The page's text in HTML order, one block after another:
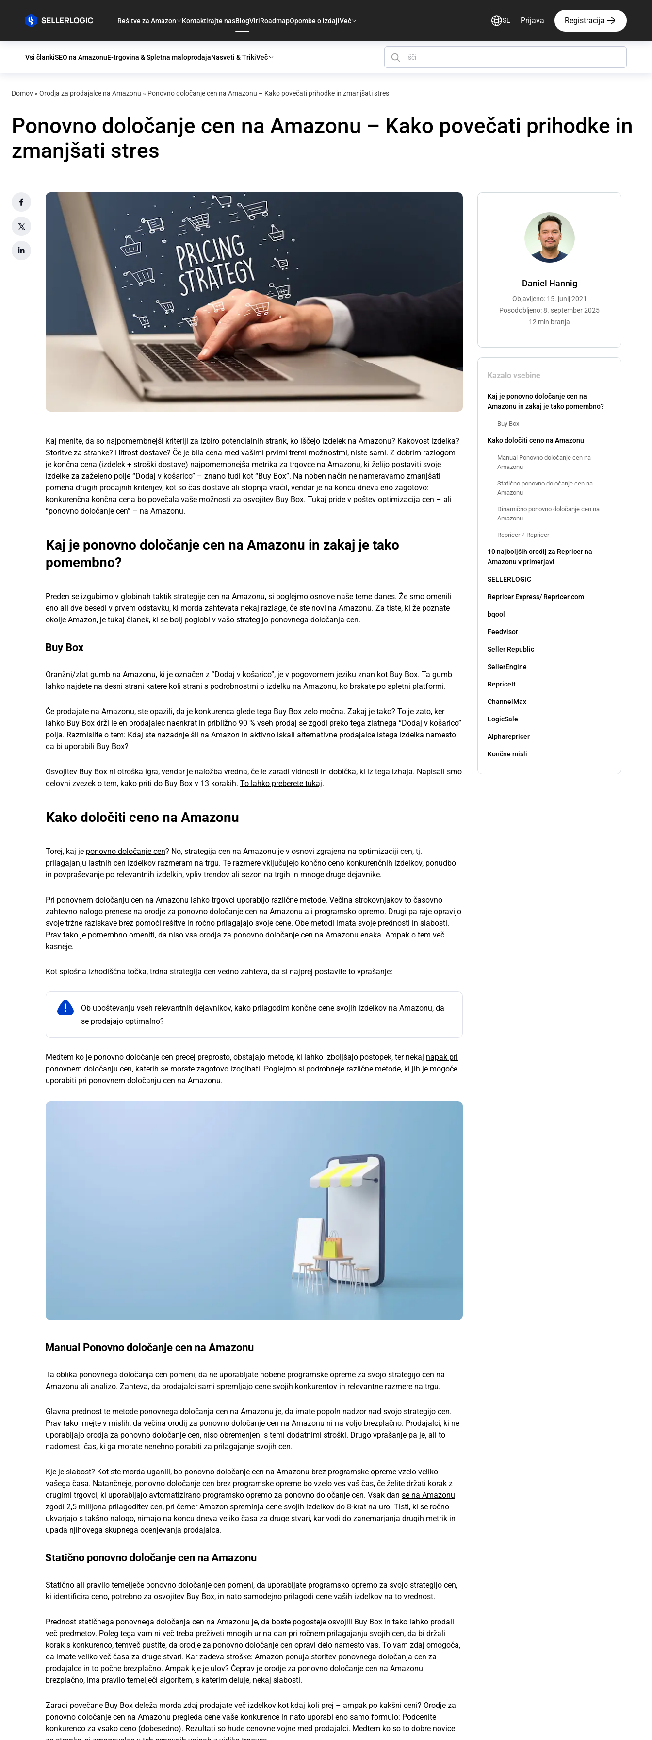
Rešitve za Amazon Kontaktirajte nasBlogViriRoadmapOpombe o izdajiVeč SL Prijava Registracija
Vsi člankiSEO na AmazonuE-trgovina & Spletna maloprodajaNasveti & TrikiVeč
Domov » Orodja za prodajalce na Amazonu » Ponovno določanje cen na Amazonu – Kako povečati prihodke in zmanjšati stres
Ponovno določanje cen na Amazonu – Kako povečati prihodke in
zmanjšati stres
Daniel Hannig
Objavljeno: 15. junij 2021
Posodobljeno: 8. september 2025
12 min branja
Kazalo vsebine
Kaj je ponovno določanje cen na
Amazonu in zakaj je tako pomembno?
Buy Box
Kako določiti ceno na Amazonu
Manual Ponovno določanje cen na
Amazonu
Statično ponovno določanje cen na
Amazonu
Dinamično ponovno določanje cen na
Amazonu
Repricer ≠ Repricer
10 najboljših orodij za Repricer na
Amazonu v primerjavi
SELLERLOGIC
Repricer Express/ Repricer.com
bqool
Feedvisor
Seller Republic
SellerEngine
RepriceIt
ChannelMax
LogicSale
Alpharepricer
Končne misli
Kaj menite, da so najpomembnejši kriteriji za izbiro potencialnih strank, ko iščejo izdelek na Amazonu? Kakovost izdelka?
Storitve za stranke? Hitrost dostave? Če je bila cena med vašimi prvimi tremi možnostmi, niste sami. Z dobrim razlogom
je končna cena (izdelek + stroški dostave) najpomembnejša metrika za trgovce na Amazonu, ki želijo postaviti svoje
izdelke za zaželeno polje “Dodaj v košarico” – znano tudi kot “Buy Box”. Na noben način ne nameravamo zmanjšati
pomena drugih prodajnih kriterijev, kot so čas dostave ali stopnja vračil, vendar je na koncu dneva eno zagotovo:
konkurenčna končna cena bo povečala vaše možnosti za osvojitev Buy Box. Tukaj pride v poštev optimizacija cen – ali
“ponovno določanje cen” – na Amazonu.
Kaj je ponovno določanje cen na Amazonu in zakaj je tako
pomembno?
Preden se izgubimo v globinah taktik strategije cen na Amazonu, si poglejmo osnove naše teme danes. Že smo omenili
eno ali dve besedi v prvem odstavku, ki morda zahtevata nekaj razlage, če ste novi na Amazonu. Za tiste, ki že poznate
okolje Amazon, je tukaj članek, ki se bolj poglobi v vašo strategijo ponovnega določanja cen.
Buy Box
Oranžni/zlat gumb na Amazonu, ki je označen z “Dodaj v košarico”, je v pogovornem jeziku znan kot Buy Box. Ta gumb
lahko najdete na desni strani katere koli strani s podrobnostmi o izdelku na Amazonu, ko brskate po spletni platformi.
Če prodajate na Amazonu, ste opazili, da je konkurenca glede tega Buy Box zelo močna. Zakaj je tako? To je zato, ker
lahko Buy Box drži le en prodajalec naenkrat in približno 90 % vseh prodaj se zgodi preko tega zlatnega “Dodaj v košarico”
polja. Razmislite o tem: Kdaj ste nazadnje šli na Amazon in aktivno iskali alternativne prodajalce istega izdelka namesto
da bi uporabili Buy Box?
Osvojitev Buy Box ni otroška igra, vendar je naložba vredna, če le zaradi vidnosti in dobička, ki iz tega izhaja. Napisali smo
delovni zvezek o tem, kako priti do Buy Box v 13 korakih. To lahko preberete tukaj.
Kako določiti ceno na Amazonu
Torej, kaj je ponovno določanje cen? No, strategija cen na Amazonu je v osnovi zgrajena na optimizaciji cen, tj.
prilagajanju lastnih cen izdelkov razmeram na trgu. Te razmere vključujejo končno ceno konkurenčnih izdelkov, ponudbo
in povpraševanje po relevantnih izdelkih, vpliv trendov ali sezon na trgih in mnoge druge dejavnike.
Pri ponovnem določanju cen na Amazonu lahko trgovci uporabijo različne metode. Večina strokovnjakov to časovno
zahtevno nalogo prenese na orodje za ponovno določanje cen na Amazonu ali programsko opremo. Drugi pa raje opravijo
svoje tržne raziskave brez pomoči rešitve in ročno prilagajajo svoje cene. Obe metodi imata svoje prednosti in slabosti.
Prav tako je pomembno omeniti, da niso vsa orodja za ponovno določanje cen na Amazonu enaka. Ampak o tem več
kasneje.
Kot splošna izhodiščna točka, trdna strategija cen vedno zahteva, da si najprej postavite to vprašanje:
Ob upoštevanju vseh relevantnih dejavnikov, kako prilagodim končne cene svojih izdelkov na Amazonu, da
se prodajajo optimalno?
Medtem ko je ponovno določanje cen precej preprosto, obstajajo metode, ki lahko izboljšajo postopek, ter nekaj napak pri
ponovnem določanju cen, katerih se morate zagotovo izogibati. Poglejmo si podrobneje različne metode, ki jih je mogoče
uporabiti pri ponovnem določanju cen na Amazonu.
Manual Ponovno določanje cen na Amazonu
Ta oblika ponovnega določanja cen pomeni, da ne uporabljate nobene programske opreme za svojo strategijo cen na
Amazonu ali analizo. Zahteva, da prodajalci sami spremljajo cene svojih konkurentov in relevantne razmere na trgu.
Glavna prednost te metode ponovnega določanja cen na Amazonu je, da imate popoln nadzor nad svojo strategijo cen.
Prav tako imejte v mislih, da večina orodij za ponovno določanje cen na Amazonu ni na voljo brezplačno. Prodajalci, ki ne
uporabljajo orodja za ponovno določanje cen, niso obremenjeni s temi dodatnimi stroški. Drugo vprašanje pa je, ali to
nadomesti čas, ki ga morate nenehno porabiti za prilagajanje svojih cen.
Kje je slabost? Kot ste morda uganili, bo ponovno določanje cen na Amazonu brez programske opreme vzelo veliko
vašega časa. Natančneje, ponovno določanje cen brez programske opreme bo vzelo ves vaš čas, če želite držati korak z
drugimi trgovci, ki uporabljajo avtomatizirano programsko opremo za ponovno določanje cen. Vsak dan se na Amazonu
zgodi 2,5 milijona prilagoditev cen, pri čemer Amazon spreminja cene svojih izdelkov do 8-krat na uro. Tisti, ki se ročno
ukvarjajo s takšno nalogo, nimajo na koncu dneva veliko časa za druge stvari, kar vodi do zanemarjanja drugih metrik in
upada njihovega skupnega ocenjevanja prodajalca.
Statično ponovno določanje cen na Amazonu
Statično ali pravilo temelječe ponovno določanje cen pomeni, da uporabljate programsko opremo za svojo strategijo cen,
ki identificira ceno, potrebno za osvojitev Buy Box, in nato samodejno prilagodi cene vaših izdelkov na to vrednost.
Prednost statičnega ponovnega določanja cen na Amazonu je, da boste pogosteje osvojili Buy Box in tako lahko prodali
več predmetov. Poleg tega vam ni več treba preživeti mnogih ur na dan pri ročnem prilagajanju svojih cen, da bi držali
korak s konkurenco, temveč pustite, da orodje za ponovno določanje cen opravi delo namesto vas. To vam zdaj omogoča,
da imate veliko več časa za druge stvari. Kar zadeva stroške: Amazon ponuja storitev ponovnega določanja cen za
prodajalce in to počne brezplačno. Ampak kje je ulov? Čeprav je orodje za ponovno določanje cen na Amazonu
brezplačno, ima pravilo temelječi algoritem, s katerim deluje, nekaj slabosti.
Zaradi povečane Buy Box deleža morda zdaj prodajate več izdelkov kot kdaj koli prej – ampak po kakšni ceni? Orodje za
ponovno določanje cen na Amazonu pregleda cene vaše konkurence in nato uporabi eno samo formulo: Podcenite
konkurenco za vsako ceno (dobesedno). Rezultati so hude cenovne vojne med prodajalci. Medtem ko so to dobre novice